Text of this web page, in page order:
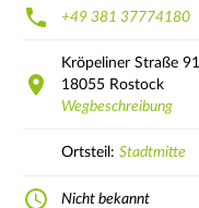
+49 381 37774180
Kröpeliner Straße 91
18055 Rostock
Wegbeschreibung
Ortsteil: Stadtmitte
Nicht bekannt